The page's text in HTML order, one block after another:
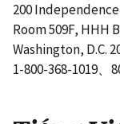
200
Room 509F, HHH
Washington, D.C.
1-800-368-1019、